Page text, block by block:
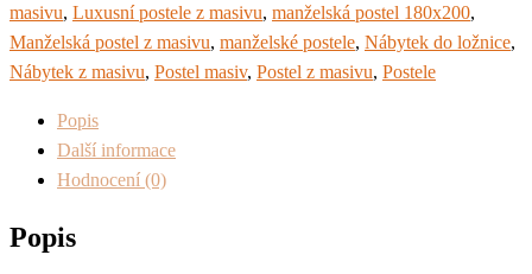
masivu, Luxusní postele z masivu, manželská postel 180x200,
Manželská postel z masivu, manželské postele, Nábytek do ložnice,
Nábytek z masivu, Postel masiv, Postel z masivu, Postele
Popis
Další informace
Hodnocení (0)
Popis